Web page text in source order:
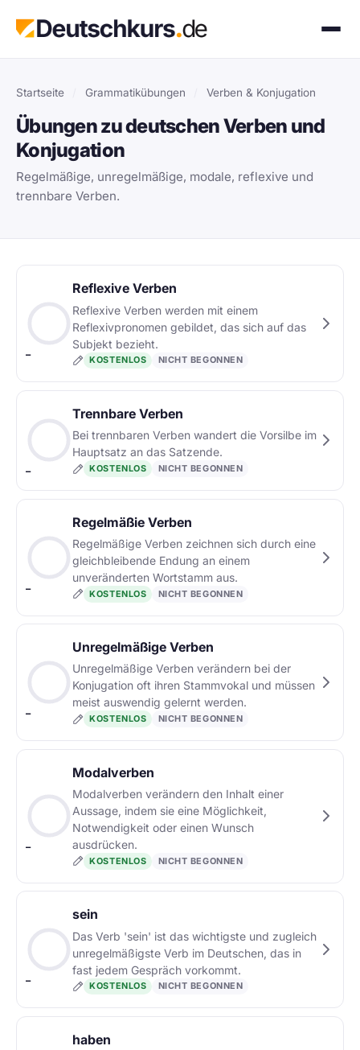
Startseite Grammatikübungen Verben & Konjugation
Übungen zu deutschen Verben und
Konjugation
Regelmäßige, unregelmäßige, modale, reflexive und
trennbare Verben.
Reflexive Verben
Reflexive Verben werden mit einem
Reflexivpronomen gebildet, das sich auf das
Subjekt bezieht.
KOSTENLOS NICHT BEGONNEN
–
Trennbare Verben
Bei trennbaren Verben wandert die Vorsilbe im
Hauptsatz an das Satzende.
KOSTENLOS NICHT BEGONNEN
–
Regelmäßie Verben
Regelmäßige Verben zeichnen sich durch eine
gleichbleibende Endung an einem
unveränderten Wortstamm aus.
KOSTENLOS NICHT BEGONNEN
–
Unregelmäßige Verben
Unregelmäßige Verben verändern bei der
Konjugation oft ihren Stammvokal und müssen
meist auswendig gelernt werden.
KOSTENLOS NICHT BEGONNEN
–
Modalverben
Modalverben verändern den Inhalt einer
Aussage, indem sie eine Möglichkeit,
Notwendigkeit oder einen Wunsch
ausdrücken.
KOSTENLOS NICHT BEGONNEN
–
sein
Das Verb 'sein' ist das wichtigste und zugleich
unregelmäßigste Verb im Deutschen, das in
fast jedem Gespräch vorkommt.
KOSTENLOS NICHT BEGONNEN
–
haben